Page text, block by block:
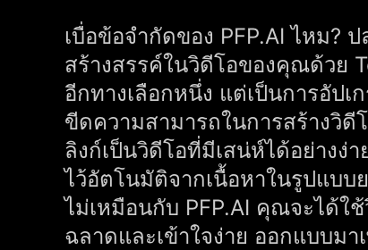
เบื่อข้อจำกัดของ PFP.AI ไหม?
สร้างสรรค์ในวิดีโอของคุณด้วย
อีกทางเลือกหนึ่ง แต่เป็นการอัปเ
ขีดความสามารถในการสร้างวิดี
ลิงก์เป็นวิดีโอที่มีเสน่ห์ได้อย่างง่
ไว้อัตโนมัติจากเนื้อหาในรูปแบ
ไม่เหมือนกับ PFP.AI คุณจะได้ใ
ฉลาดและเข้าใจง่าย ออกแบบม